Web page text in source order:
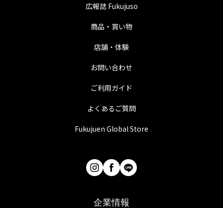
広報誌 Fukujuso
商品・買い物
店舗・体験
お問い合わせ
ご利用ガイド
よくあるご質問
Fukujuen Global Store
企業情報